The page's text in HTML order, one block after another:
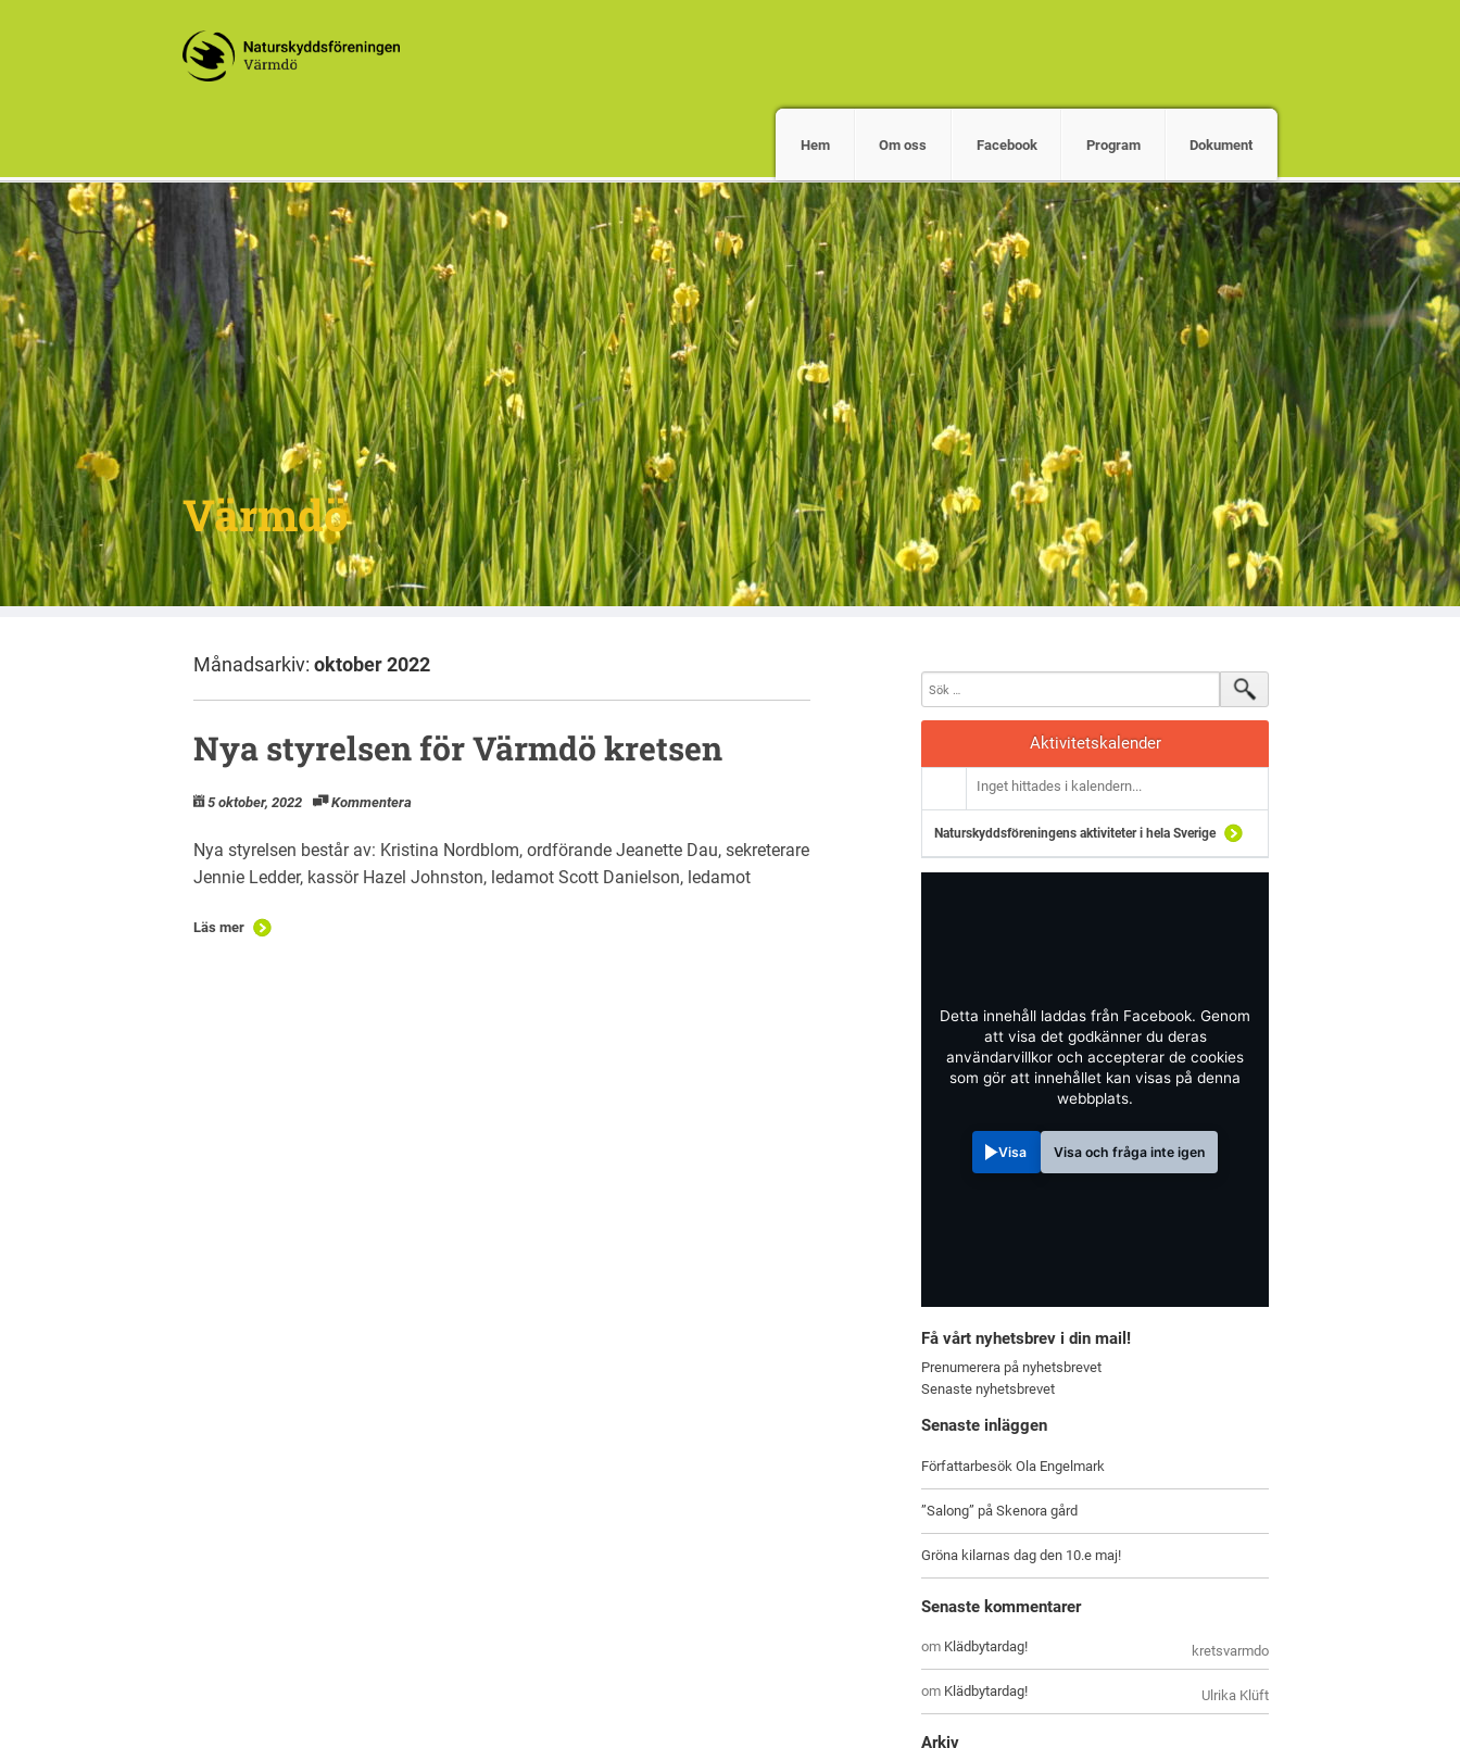
Hem Om oss Facebook Program Dokument
Värmdö
Månadsarkiv: oktober 2022
Nya styrelsen för Värmdö kretsen
5 oktober, 2022 Kommentera
Nya styrelsen består av: Kristina Nordblom, ordförande Jeanette Dau, sekreterare
Jennie Ledder, kassör Hazel Johnston, ledamot Scott Danielson, ledamot
Läs mer
Aktivitetskalender
Inget hittades i kalendern...
Naturskyddsföreningens aktiviteter i hela Sverige
Detta innehåll laddas från Facebook. Genom
att visa det godkänner du deras
användarvillkor och accepterar de cookies
som gör att innehållet kan visas på denna
webbplats.
Visa Visa och fråga inte igen
Få vårt nyhetsbrev i din mail!
Prenumerera på nyhetsbrevet
Senaste nyhetsbrevet
Senaste inläggen
Författarbesök Ola Engelmark
”Salong” på Skenora gård
Gröna kilarnas dag den 10.e maj!
Senaste kommentarer
kretsvarmdo
om Klädbytardag!
Ulrika Klüft
om Klädbytardag!
Arkiv